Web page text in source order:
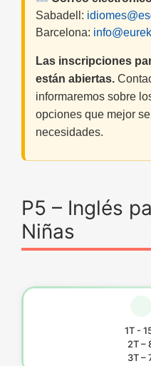
Sabadell:
Barcelona:
Las inscripciones
están abiertas.
informaremos sobre
opciones que mejor
necesidades.
P5 – Inglés
Niñas
1T -
2T –
3T –